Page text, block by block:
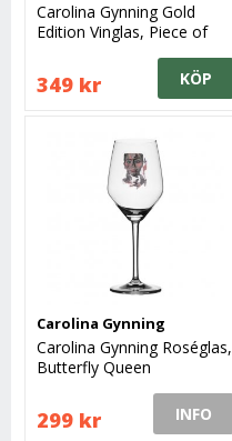
Carolina Gynning Gold
Edition Vinglas, Piece of
349 kr KÖP
Carolina Gynning
Carolina Gynning Roséglas,
Butterfly Queen
299 kr INFO